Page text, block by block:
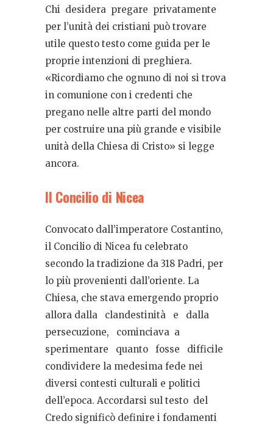
Chi desidera pregare privatamente
per l’unità dei cristiani può trovare
utile questo testo come guida per le
proprie intenzioni di preghiera.
«Ricordiamo che ognuno di noi si trova
in comunione con i credenti che
pregano nelle altre parti del mondo
per costruire una più grande e visibile
unità della Chiesa di Cristo» si legge
ancora.
Il Concilio di Nicea
Convocato dall’imperatore Costantino,
il Concilio di Nicea fu celebrato
secondo la tradizione da 318 Padri, per
lo più provenienti dall’oriente. La
Chiesa, che stava emergendo proprio
allora dalla
clandestinità e
dalla
persecuzione,
cominciava a
sperimentare
quanto fosse
difficile
condividere la medesima fede nei
diversi contesti culturali e politici
dell’epoca. Accordarsi sul testo del
Credo significò definire i fondamenti